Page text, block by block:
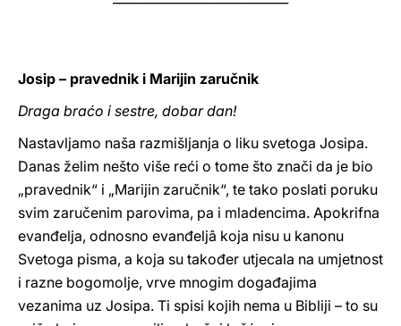
Josip – pravednik i Marijin zaručnik
Draga braćo i sestre, dobar dan!
Nastavljamo naša razmišljanja o liku svetoga Josipa.
Danas želim nešto više reći o tome što znači da je bio
„pravednik“ i „Marijin zaručnik“, te tako poslati poruku
svim zaručenim parovima, pa i mladencima. Apokrifna
evanđelja, odnosno evanđeljâ koja nisu u kanonu
Svetoga pisma, a koja su također utjecala na umjetnost
i razne bogomolje, vrve mnogim događajima
vezanima uz Josipa. Ti spisi kojih nema u Bibliji – to su